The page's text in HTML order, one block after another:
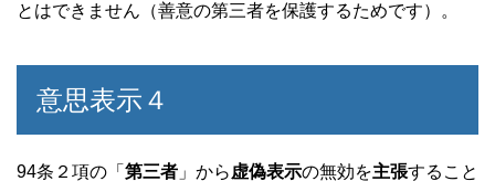
とはできません（善意の第三者を保護するためです）。
意思表示４
94条２項の「 第三者 」から虚偽表示の無効を主張すること